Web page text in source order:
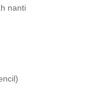
nanti